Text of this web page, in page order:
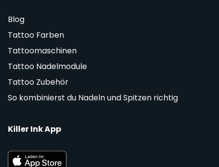
Blog
Tattoo Farben
Tattoomaschinen
Tattoo Nadelmodule
Tattoo Zubehör
So kombinierst du Nadeln und Spitzen richtig
Killer Ink App